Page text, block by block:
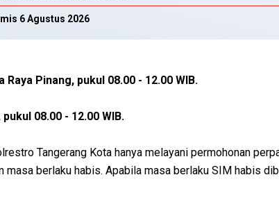
6 Agustus 2026
Pinang, pukul 08.00 - 12.00 WIB.
08.00 - 12.00 WIB.
Tangerang Kota hanya melayani permohonan
masa berlaku habis. Apabila masa berlaku SIM habis